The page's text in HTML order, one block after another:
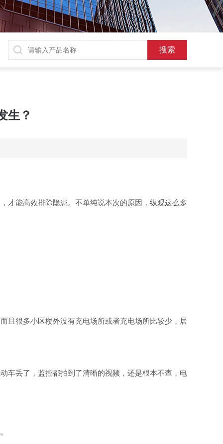
生？
才能高效排除隐患。不单纯说本次的原因，纵观这么多
且很多小区楼外没有充电场所或者充电场所比较少，居
车丢了，监控都拍到了清晰的视频，还是根本不查，电